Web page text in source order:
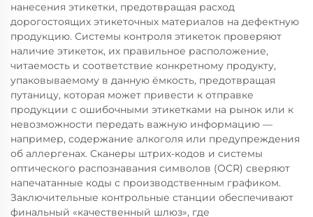
нанесения этикетки, предотвращая расход
дорогостоящих этикеточных материалов на дефектную
продукцию. Системы контроля этикеток проверяют
наличие этикеток, их правильное расположение,
читаемость и соответствие конкретному продукту,
упаковываемому в данную ёмкость, предотвращая
путаницу, которая может привести к отправке
продукции с ошибочными этикетками на рынок или к
невозможности передать важную информацию —
например, содержание алкоголя или предупреждения
об аллергенах. Сканеры штрих-кодов и системы
оптического распознавания символов (OCR) сверяют
напечатанные коды с производственным графиком.
Заключительные контрольные станции обеспечивают
финальный «качественный шлюз», где